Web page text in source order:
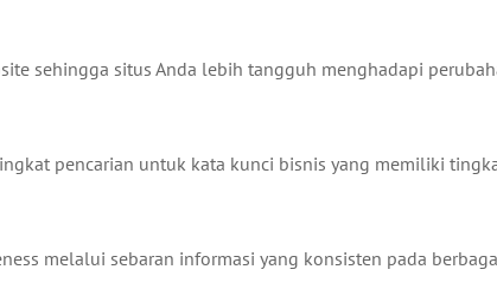
sehingga situs Anda lebih tangguh menghadapi
pencarian untuk kata kunci bisnis yang memiliki
melalui sebaran informasi yang konsisten pada